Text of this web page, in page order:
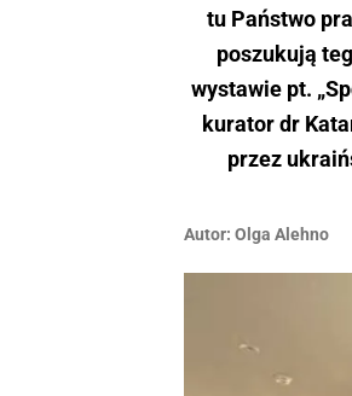
tu Państwo
poszukują
wystawie pt.
kurator dr
przez
Autor: Olga Alehno